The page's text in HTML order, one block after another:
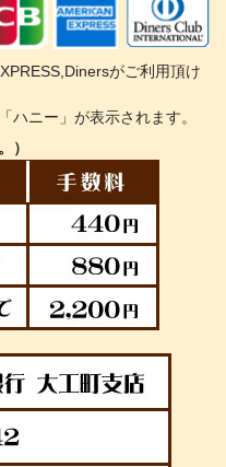
がご利用頂け
ニー」が表示されます。
）